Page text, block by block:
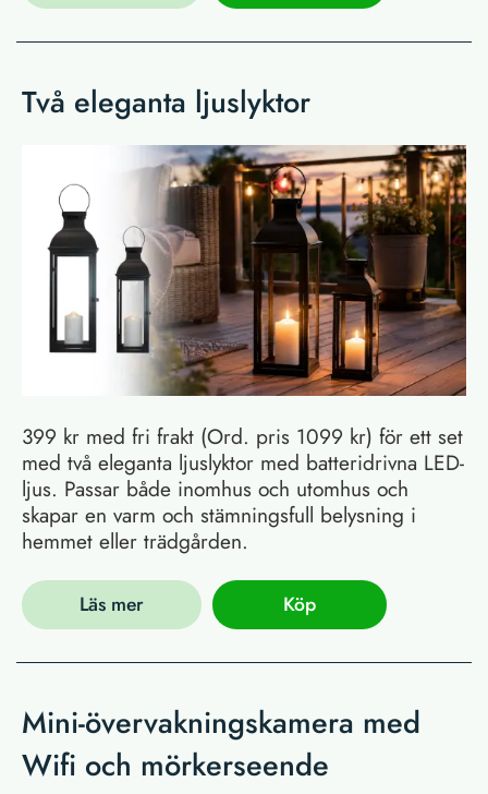
Två eleganta ljuslyktor
399 kr med fri frakt (Ord. pris 1099 kr) för ett set
med två eleganta ljuslyktor med batteridrivna LED-
ljus. Passar både inomhus och utomhus och
skapar en varm och stämningsfull belysning i
hemmet eller trädgården.
Läs mer Köp
Mini-övervakningskamera med
Wifi och mörkerseende